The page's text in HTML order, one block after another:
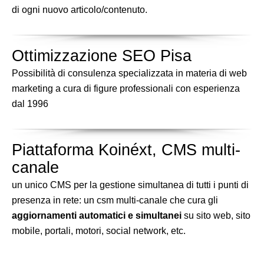
di ogni nuovo articolo/contenuto.
Ottimizzazione SEO Pisa
Possibilità di consulenza specializzata in materia di web
marketing a cura di figure professionali con esperienza
dal 1996
Piattaforma Koinéxt, CMS multi-
canale
un unico CMS per la gestione simultanea di tutti i punti di
presenza in rete: un csm multi-canale che cura gli
aggiornamenti automatici e simultanei su sito web, sito
mobile, portali, motori, social network, etc.